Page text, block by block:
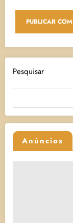
Pesquisar
Anúncios